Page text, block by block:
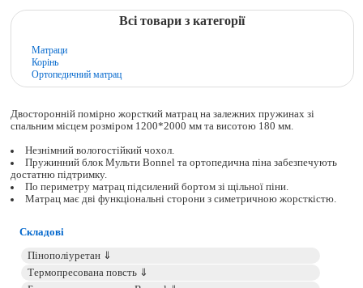
Всі товари з категорії
Матраци
Корінь
Ортопедичний матрац
Двосторонній помірно жорсткий матрац на залежних пружинах зі
спальним місцем розміром 1200*2000 мм та висотою 180 мм.
Незнімний вологостійкий чохол.
Пружинний блок Мульти Bonnel та ортопедична піна забезпечують
достатню підтримку.
По периметру матрац підсилений бортом зі щільної піни.
Матрац має дві функціональні сторони з симетричною жорсткістю.
Складові